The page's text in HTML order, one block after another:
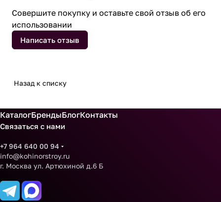
Совершите покупку и оставьте свой отзыв об его
использовании
Написать отзыв
Назад к списку
КаталогБрендыБлогКонтакты
Связаться с нами
+7 964 640 00 94
info@kohinorstroy.ru
г. Москва ул. Артюхиной д.6 Б